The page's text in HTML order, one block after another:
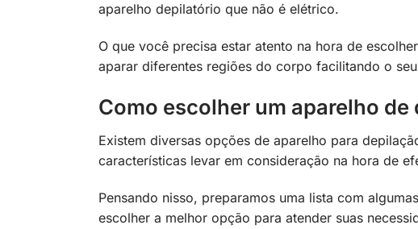
aparelho depilatório que não é elétrico.
O que você precisa estar atento na hora de
aparar diferentes regiões do corpo facilitando o
Como escolher um aparelho
Existem diversas opções de aparelho para
características levar em consideração na hora de
Pensando nisso, preparamos uma lista com
escolher a melhor opção para atender suas